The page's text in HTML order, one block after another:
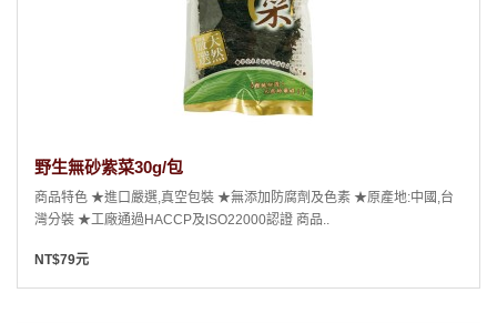
野生無砂紫菜30g/包
商品特色 ★進口嚴選,真空包裝 ★無添加防腐劑及色素 ★原產地:中國,台
灣分裝 ★工廠通過HACCP及ISO22000認證 商品..
NT$79元